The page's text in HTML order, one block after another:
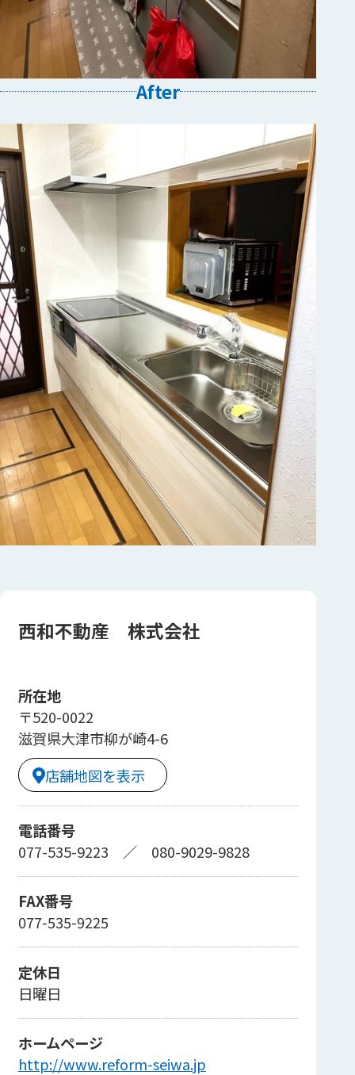
After
西和不動産 株式会社
所在地
〒520-0022
滋賀県大津市柳が崎4-6
店舗地図を表示
電話番号
077-535-9223 ／ 080-9029-9828
FAX番号
077-535-9225
定休日
日曜日
ホームページ
http://www.reform-seiwa.jp